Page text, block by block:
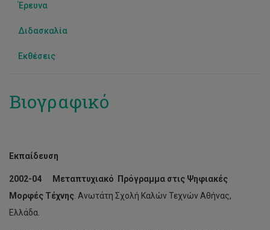
Έρευνα
Διδασκαλία
Εκθέσεις
Βιογραφικό
Εκπαίδευση
2002-04
Μεταπτυχιακό Πρόγραμμα στις Ψηφιακές
Μορφές Τέχνης . Ανωτάτη Σχολή Καλών Τεχνών Αθήνας,
Ελλάδα.